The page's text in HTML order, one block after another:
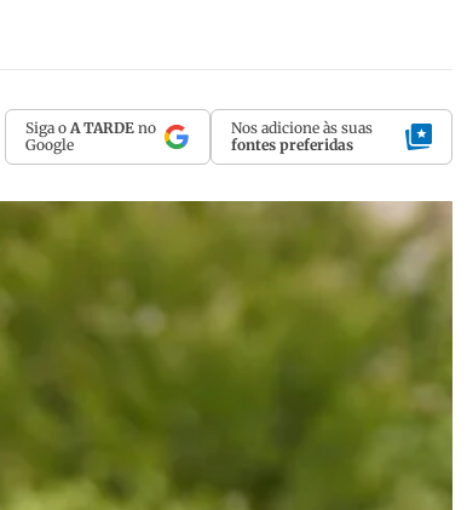
Siga o A TARDE no
Google
Nos adicione às suas
fontes preferidas